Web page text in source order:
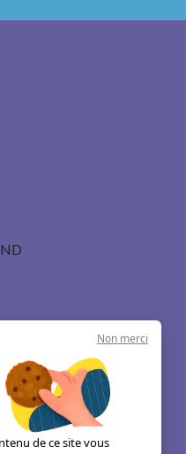
Non merci
de ce site vous